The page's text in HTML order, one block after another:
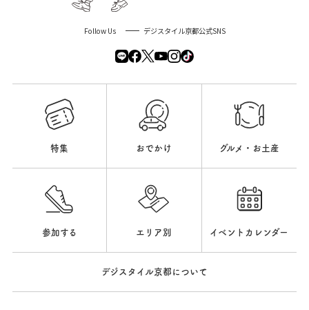
Follow Us デジスタイル京都公式SNS
特集 おでかけ グルメ・お土産
参加する エリア別 イベントカレンダー
デジスタイル京都について